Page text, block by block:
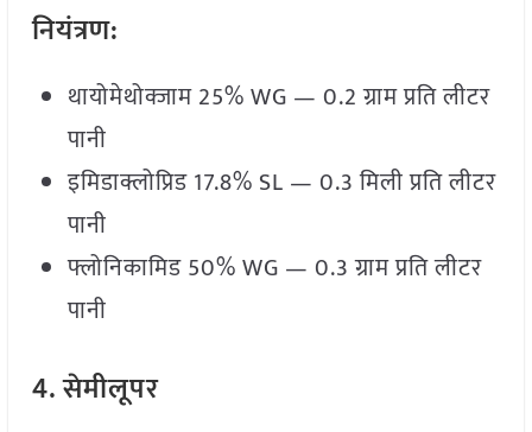
नियंत्रण:
थायोमेथोक्जाम 25% WG — 0.2 ग्राम प्रति लीटर
पानी
इमिडाक्लोप्रिड 17.8% SL — 0.3 मिली प्रति लीटर
पानी
फ्लोनिकामिड 50% WG — 0.3 ग्राम प्रति लीटर
पानी
4.सेमीलूपर